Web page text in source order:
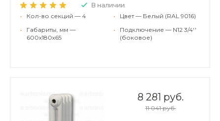
В наличии
•
Кол-во секций — 4
•
Габариты, мм —
600x180x65
•
Цвет — Белый (RAL 9016)
•
Подключение — N12 3/4''
(боковое)
8 281 руб.
11 041 руб.